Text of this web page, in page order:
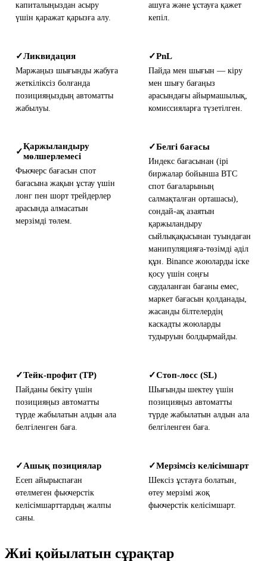
капиталыңыздан асыру
үшін қаражат қарызға алу.
ашуға және ұстауға қажет
кепіл.
✓Ликвидация
Маржаңыз шығынды жабуға
жеткіліксіз болғанда
позицияңыздың автоматты
жабылуы.
✓PnL
Пайда мен шығын — кіру
мен шығу бағаңыз
арасындағы айырмашылық,
комиссияларға түзетілген.
✓
Қаржыландыру
мөлшерлемесі
Фьючерс бағасын спот
бағасына жақын ұстау үшін
лонг пен шорт трейдерлер
арасында алмасатын
мерзімді төлем.
✓Белгі бағасы
Индекс бағасынан (ірі
биржалар бойынша BTC
спот бағаларының
салмақталған орташасы),
сондай-ақ азаятын
қаржыландыру
сыйлықақысынан туындаған
манипуляцияға-төзімді әділ
құн. Binance жоюларды іске
қосу үшін соңғы
саудаланған бағаны емес,
маркет бағасын қолданады,
жасанды білтелердің
каскадты жоюларды
тудыруын болдырмайды.
✓Тейк-профит (TP)
Пайданы бекіту үшін
позицияңыз автоматты
түрде жабылатын алдын ала
белгіленген баға.
✓Стоп-лосс (SL)
Шығынды шектеу үшін
позицияңыз автоматты
түрде жабылатын алдын ала
белгіленген баға.
✓Ашық позициялар
Есеп айырыспаған
өтелмеген фьючерстік
келісімшарттардың жалпы
саны.
✓Мерзімсіз келісімшарт
Шексіз ұстауға болатын,
өтеу мерзімі жоқ
фьючерстік келісімшарт.
Жиі қойылатын сұрақтар